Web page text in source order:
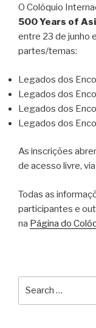
O Colóquio
500 Years of
entre 23 de junho
partes/temas:
Legados dos
Legados dos
Legados dos
Legados dos
As inscrições
de acesso livre,
Todas as
participantes e
na Página do